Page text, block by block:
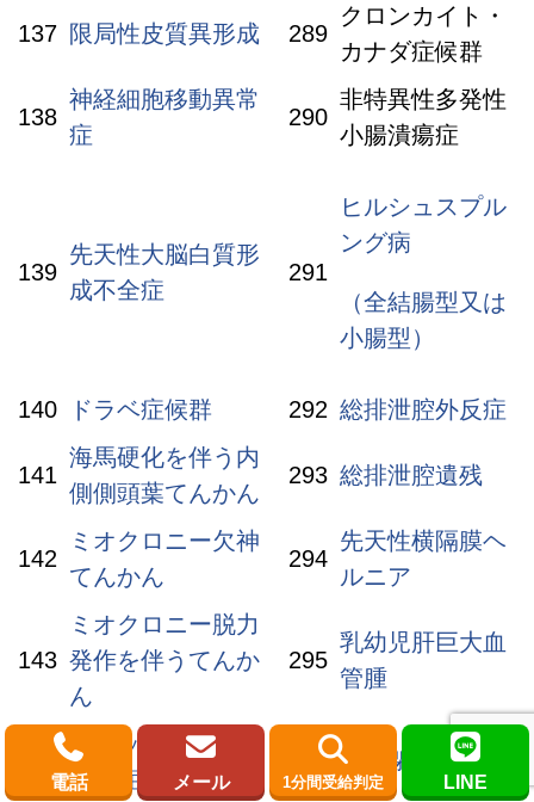
137 限局性皮質異形成 289
クロンカイト・
カナダ症候群
138
神経細胞移動異常
症
290
非特異性多発性
小腸潰瘍症
139
先天性大脳白質形
成不全症
291
ヒルシュスプル
ング病
（全結腸型又は
小腸型）
140 ドラベ症候群 292 総排泄腔外反症
141
海馬硬化を伴う内
側側頭葉てんかん
293 総排泄腔遺残
142
ミオクロニー欠神
てんかん
294
先天性横隔膜ヘ
ルニア
143
ミオクロニー脱力
発作を伴うてんか
ん
295
乳幼児肝巨大血
管腫
レノックス・ガス
トー症候群
296 胆道閉鎖症
電話 メール 1分間受給判定 LINE